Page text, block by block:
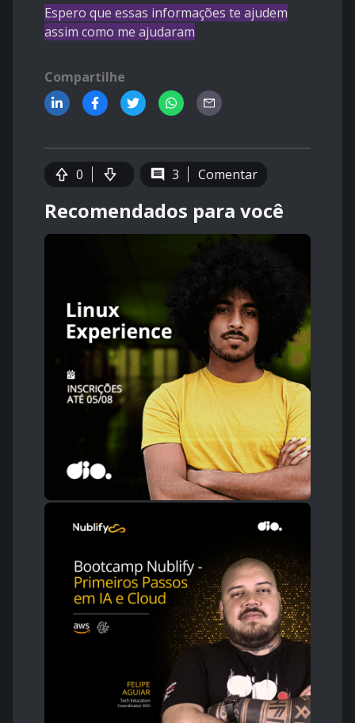
Espero que essas informações te ajudem
assim como me ajudaram
Compartilhe
0 3 Comentar
Recomendados para você